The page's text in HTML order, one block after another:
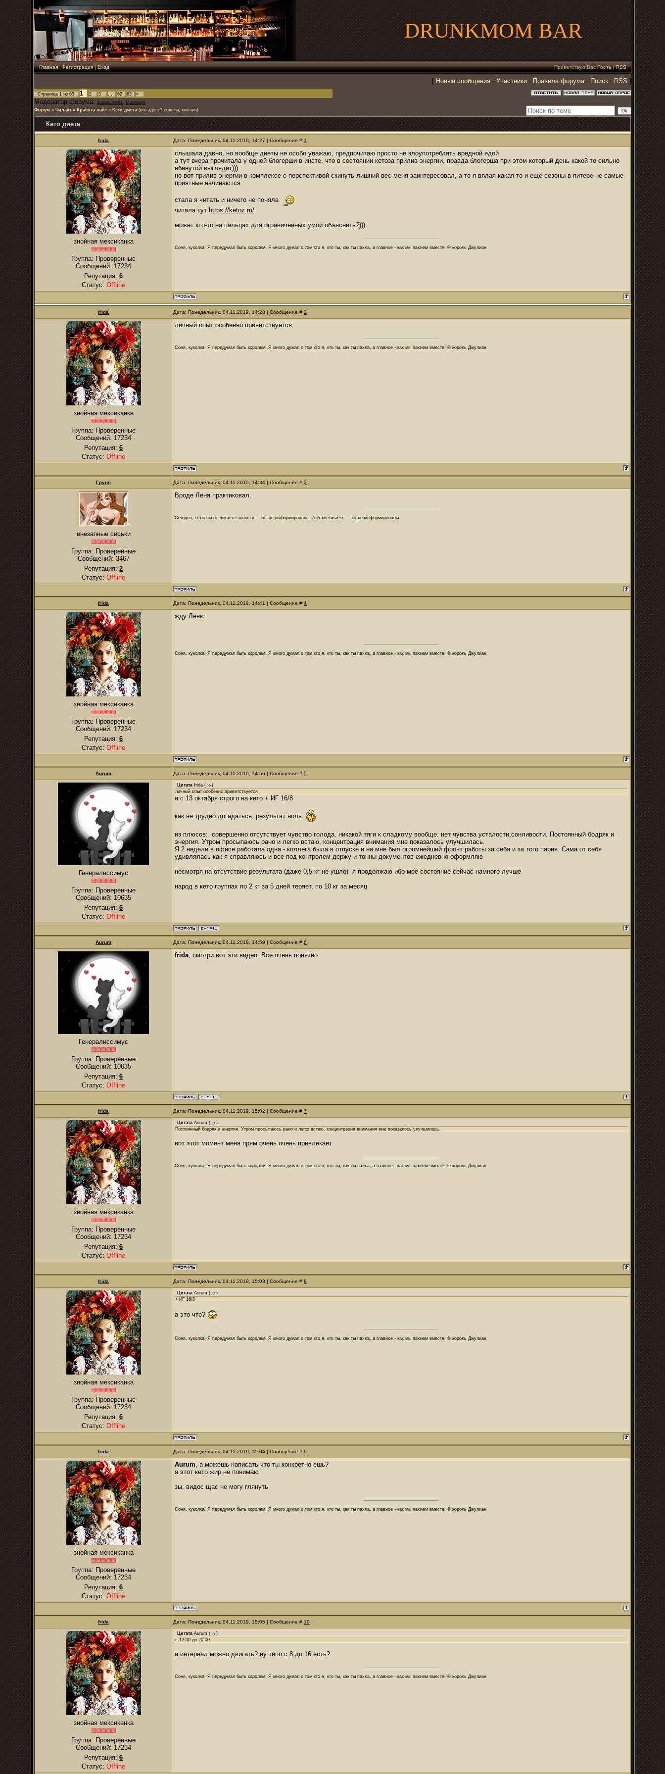
DRUNKMOM BAR
Главная|Регистрация|Вход Приветствую Вас Гость|RSS
[ Новые сообщения · Участники · Правила форума· Поиск · RSS ]
Страница 1 из 63 1 2 3 … 62 63 »
Модератор форума: JudgeDredd , Moonlight
Форум » Чилаут » Красота лайт » Кето диета (кто адепт? советы, мнения)
Кето диета
frida Дата: Понедельник, 04.11.2019, 14:27 | Сообщение # 1
знойная мексиканка
Группа: Проверенные
Сообщений: 17234
Репутация: 6
Статус: Offline
слышала давно, но вообще диеты не особо уважаю, предпочитаю просто не злоупотреблять вредной едой
а тут вчера прочитала у одной блогерши в инсте, что в состоянии кетоза прилив энергии, правда блогерша при этом который день какой-то сильно
ебанутой выглядит)))
но вот прилив энергии в комплексе с перспективой скинуть лишний вес меня заинтересовал, а то я вялая какая-то и ещё сезоны в питере не самые
приятные начинаются
стала я читать и ничего не поняла
читала тут https://ketoz.ru/
может кто-то на пальцах для ограниченных умои объяснить?)))
Соня, куколка! Я передумал быть королем! Я много думал о том кто я, кто ты, как ты пахла, а главное - как мы пахнем вместе! © король Джулиан
frida Дата: Понедельник, 04.11.2019, 14:28 | Сообщение # 2
знойная мексиканка
Группа: Проверенные
Сообщений: 17234
Репутация: 6
Статус: Offline
личный опыт особенно приветствуется
Соня, куколка! Я передумал быть королем! Я много думал о том кто я, кто ты, как ты пахла, а главное - как мы пахнем вместе! © король Джулиан
Груня Дата: Понедельник, 04.11.2019, 14:34 | Сообщение # 3
внезапные сиськи
Группа: Проверенные
Сообщений: 3467
Репутация: 2
Статус: Offline
Вроде Лёня практиковал.
Сегодня, если вы не читаете новости — вы не информированы. А если читаете — то дезинформированы.
frida Дата: Понедельник, 04.11.2019, 14:41 | Сообщение # 4
знойная мексиканка
Группа: Проверенные
Сообщений: 17234
Репутация: 6
Статус: Offline
жду Лёню
Соня, куколка! Я передумал быть королем! Я много думал о том кто я, кто ты, как ты пахла, а главное - как мы пахнем вместе! © король Джулиан
Aurum Дата: Понедельник, 04.11.2019, 14:56 | Сообщение # 5
Генералиссимус
Группа: Проверенные
Сообщений: 10635
Репутация: 6
Статус: Offline
Цитата frida (
)
личный опыт особенно приветствуется
я с 13 октября строго на кето + ИГ 16/8
как не трудно догадаться, результат ноль
из плюсов: совершенно отсутствует чувство голода. никакой тяги к сладкому вообще. нет чувства усталости,сонливости. Постоянный бодряк и
энергия. Утром просыпаюсь рано и легко встаю, концентрация внимания мне показалось улучшилась.
Я 2 недели в офисе работала одна - коллега была в отпуске и на мне был огромнейший фронт работы за себя и за того парня. Сама от себя
удивлялась как я справляюсь и все под контролем держу и тонны документов ежедневно оформляю
несмотря на отсутствие результата (даже 0,5 кг не ушло) я продолжаю ибо мое состояние сейчас намного лучше
народ в кето группах по 2 кг за 5 дней теряет, по 10 кг за месяц
Aurum Дата: Понедельник, 04.11.2019, 14:59 | Сообщение # 6
Генералиссимус
Группа: Проверенные
Сообщений: 10635
Репутация: 6
Статус: Offline
frida, смотри вот эти видео. Все очень понятно
frida Дата: Понедельник, 04.11.2019, 15:02 | Сообщение # 7
знойная мексиканка
Группа: Проверенные
Сообщений: 17234
Репутация: 6
Статус: Offline
Цитата Aurum (
)
Постоянный бодряк и энергия. Утром просыпаюсь рано и легко встаю, концентрация внимания мне показалось улучшилась.
вот этот момент меня прям очень очень привлекает
Соня, куколка! Я передумал быть королем! Я много думал о том кто я, кто ты, как ты пахла, а главное - как мы пахнем вместе! © король Джулиан
frida Дата: Понедельник, 04.11.2019, 15:03 | Сообщение # 8
знойная мексиканка
Группа: Проверенные
Сообщений: 17234
Репутация: 6
Статус: Offline
Цитата Aurum (
)
+ ИГ 16/8
а это что?
Соня, куколка! Я передумал быть королем! Я много думал о том кто я, кто ты, как ты пахла, а главное - как мы пахнем вместе! © король Джулиан
frida Дата: Понедельник, 04.11.2019, 15:04 | Сообщение # 9
знойная мексиканка
Группа: Проверенные
Сообщений: 17234
Репутация: 6
Статус: Offline
Aurum, а можешь написать что ты конкретно ешь?
я этот кето жир не понимаю
зы, видос щас не могу глянуть
Соня, куколка! Я передумал быть королем! Я много думал о том кто я, кто ты, как ты пахла, а главное - как мы пахнем вместе! © король Джулиан
frida Дата: Понедельник, 04.11.2019, 15:05 | Сообщение # 10
знойная мексиканка
Группа: Проверенные
Сообщений: 17234
Репутация: 6
Статус: Offline
Цитата Aurum (
)
с 12.00 до 20.00
а интервал можно двигать? ну типо с 8 до 16 есть?
Соня, куколка! Я передумал быть королем! Я много думал о том кто я, кто ты, как ты пахла, а главное - как мы пахнем вместе! © король Джулиан